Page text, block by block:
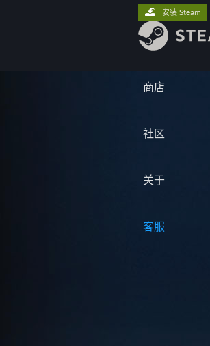
商店
社区
关于
客服
安装 Steam